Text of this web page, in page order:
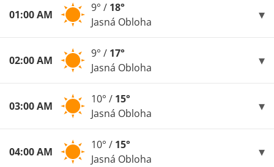
01:00 AM
9° / 18°
Jasná Obloha
02:00 AM
9° / 17°
Jasná Obloha
03:00 AM
10° / 15°
Jasná Obloha
04:00 AM
10° / 15°
Jasná Obloha